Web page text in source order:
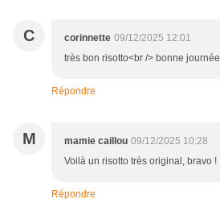
C corinnette 09/12/2025 12:01
très bon risotto<br /> bonne journée
Répondre
M mamie caillou 09/12/2025 10:28
Voilà un risotto très original, bravo !
Répondre